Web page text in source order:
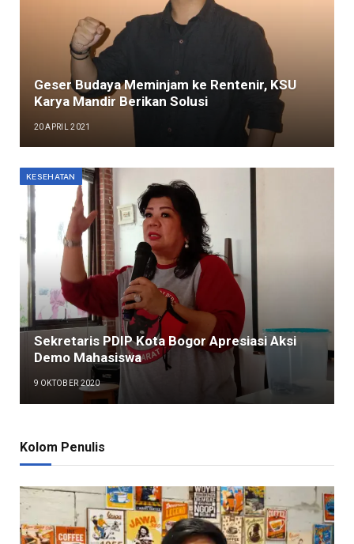
Geser Budaya Meminjam ke Rentenir, KSU
Karya Mandir Berikan Solusi
20 APRIL 2021
KESEHATAN
Sekretaris PDIP Kota Bogor Apresiasi Aksi
Demo Mahasiswa
9 OKTOBER 2020
Kolom Penulis